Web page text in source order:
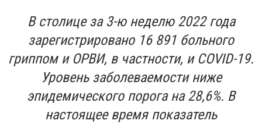
В столице за 3-ю неделю 2022 года
зарегистрировано 16 891 больного
гриппом и ОРВИ, в частности, и COVID-19.
Уровень заболеваемости ниже
эпидемического порога на 28,6%. В
настоящее время показатель